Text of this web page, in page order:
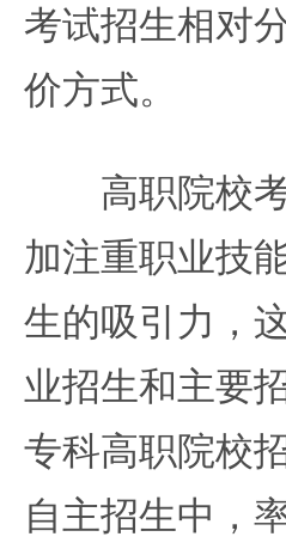
考试招生相对
价方式。
高职院校考
加注重职业技
生的吸引力，
业招生和主要
专科高职院校
自主招生中，